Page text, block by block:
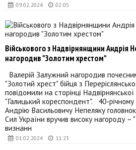
09.02.2024 02:05
01.02.2024 11:23
Військового з Надвірнянщини Андрія
нагородив "Золотим хрестом"
Валерій Залужний нагородив
"Золотий хрест" бійця з
повідомили на сторінці
"Галицький кореспондент". 40-
Андрію Васильовичу Непеляку
Сил України вручив високу нагороду –
визнанн